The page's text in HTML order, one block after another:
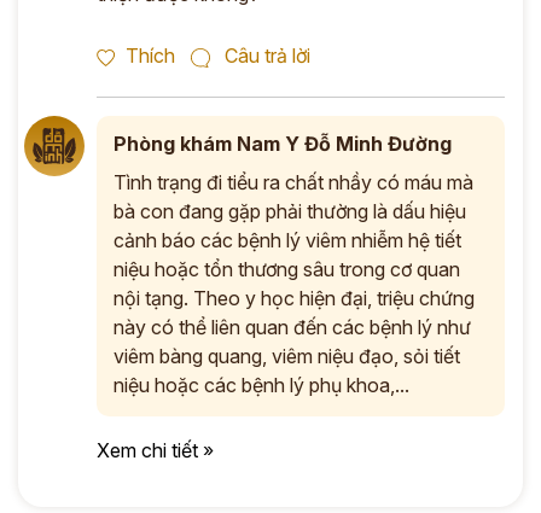
Thích Câu trả lời
Phòng khám Nam Y Đỗ Minh Đường
Tình trạng đi tiểu ra chất nhầy có máu mà
bà con đang gặp phải thường là dấu hiệu
cảnh báo các bệnh lý viêm nhiễm hệ tiết
niệu hoặc tổn thương sâu trong cơ quan
nội tạng. Theo y học hiện đại, triệu chứng
này có thể liên quan đến các bệnh lý như
viêm bàng quang, viêm niệu đạo, sỏi tiết
niệu hoặc các bệnh lý phụ khoa,...
Xem chi tiết »